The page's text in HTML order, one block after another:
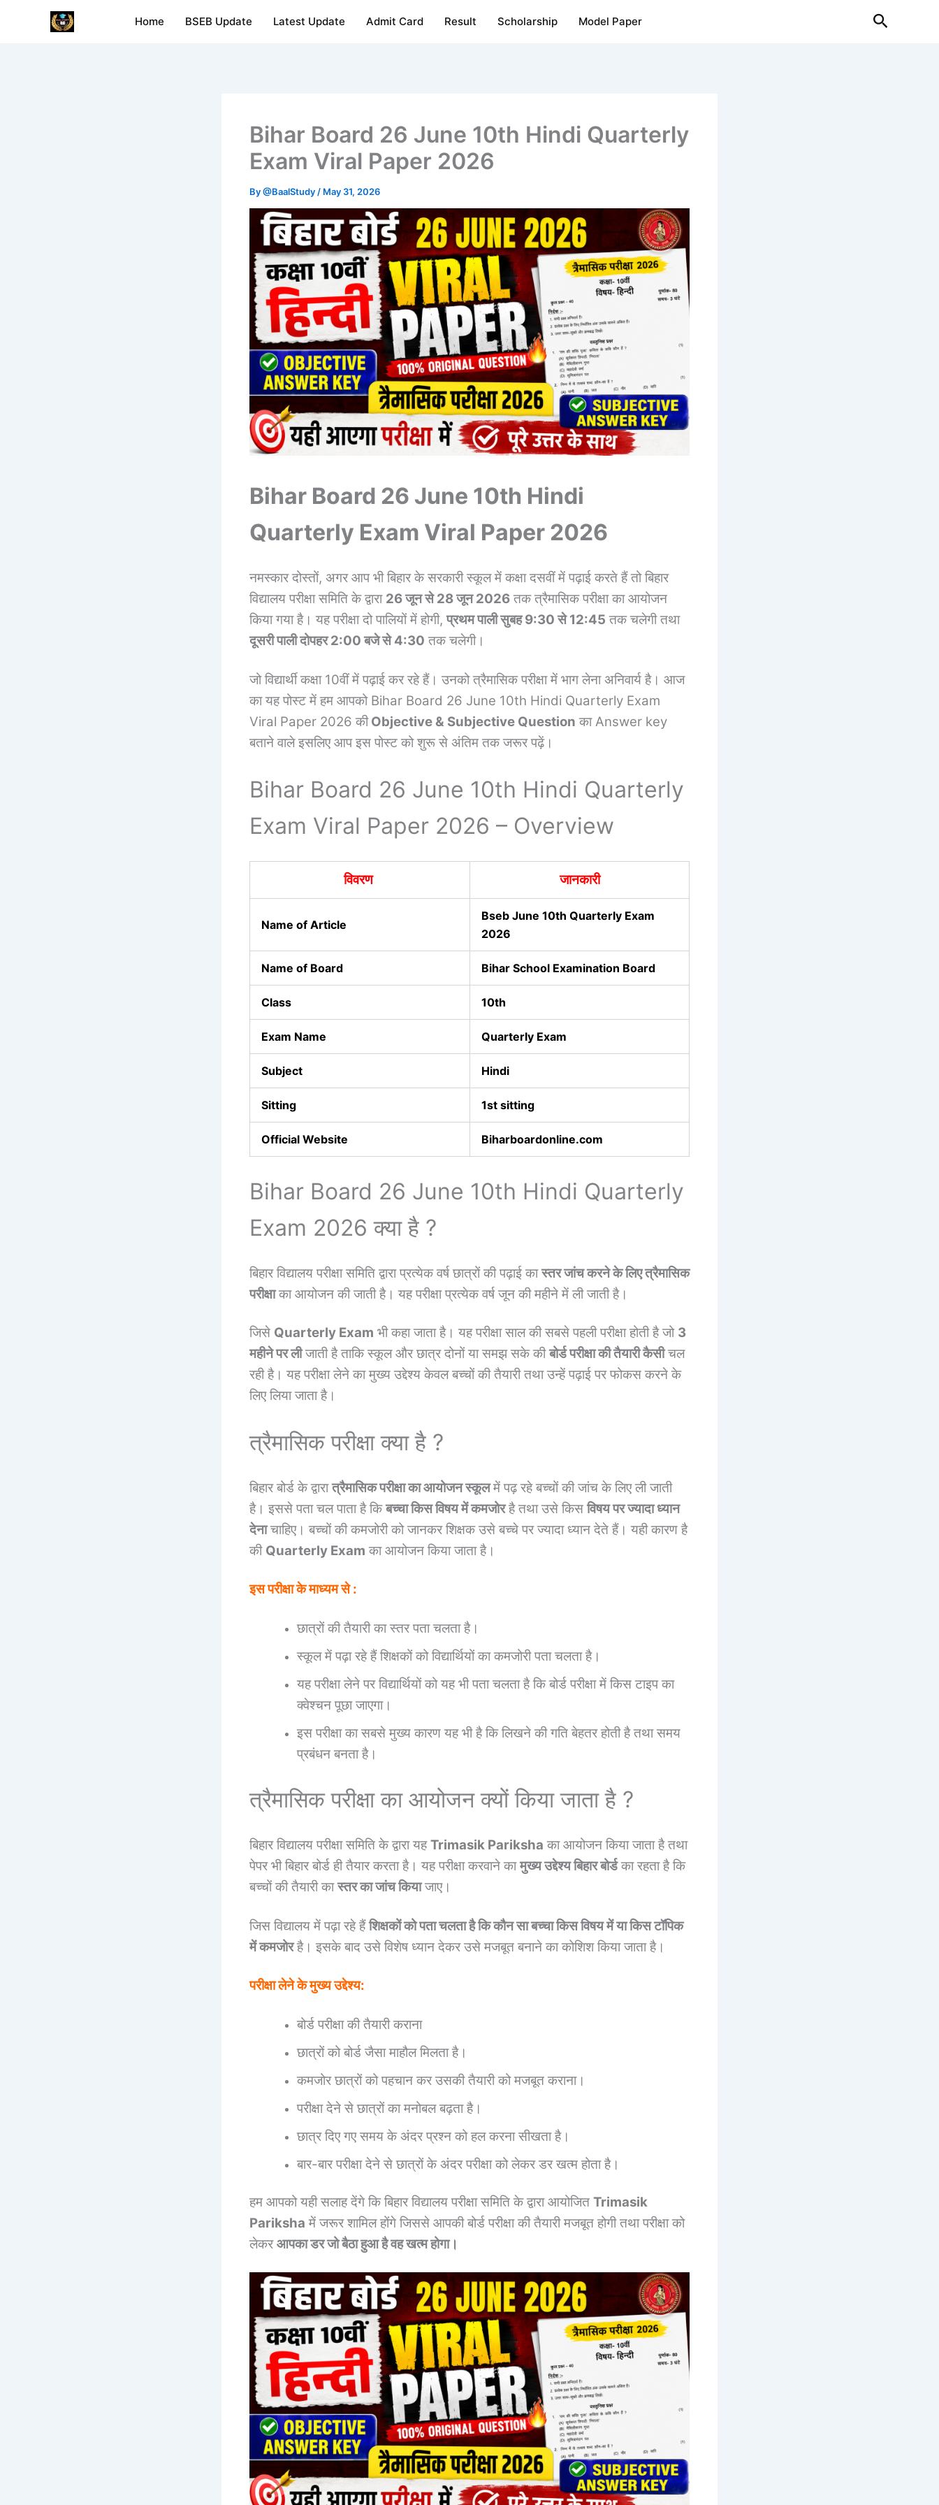
Home BSEB Update Latest Update Admit Card Result Scholarship Model Paper Search
Bihar Board 26 June 10th Hindi Quarterly
Exam Viral Paper 2026
By@BaalStudy / May 31, 2026
Bihar Board 26 June 10th Hindi
Quarterly Exam Viral Paper 2026
नमस्कार दोस्तों, अगर आप भी बिहार के सरकारी स्कूल में कक्षा दसवीं में पढ़ाई करते हैं तो बिहार
विद्यालय परीक्षा समिति के द्वारा 26 जून से 28 जून 2026 तक त्रैमासिक परीक्षा का आयोजन
किया गया है। यह परीक्षा दो पालियों में होगी,प्रथम पाली सुबह 9:30 से 12:45 तक चलेगी तथा
दूसरी पाली दोपहर 2:00 बजे से 4:30 तक चलेगी।
जो विद्यार्थी कक्षा 10वीं में पढ़ाई कर रहे हैं। उनको त्रैमासिक परीक्षा में भाग लेना अनिवार्य है। आज
का यह पोस्ट में हम आपको Bihar Board 26 June 10th Hindi Quarterly Exam
Viral Paper 2026 कीObjective & Subjective Question का Answer key
बताने वाले इसलिए आप इस पोस्ट को शुरू से अंतिम तक जरूर पढ़ें।
Bihar Board 26 June 10th Hindi Quarterly
Exam Viral Paper 2026 – Overview
विवरण जानकारी
Name of Article
Bseb June 10th Quarterly Exam
2026
Name of Board Bihar School Examination Board
Class 10th
Exam Name Quarterly Exam
Subject Hindi
Sitting 1st sitting
Official Website Biharboardonline.com
Bihar Board 26 June 10th Hindi Quarterly
Exam 2026 क्या है ?
बिहार विद्यालय परीक्षा समिति द्वारा प्रत्येक वर्ष छात्रों की पढ़ाई कास्तर जांच करने के लिए त्रैमासिक
परीक्षाका आयोजन की जाती है। यह परीक्षा प्रत्येक वर्ष जून की महीने में ली जाती है।
जिसे Quarterly Exam भी कहा जाता है। यह परीक्षा साल की सबसे पहली परीक्षा होती है जो 3
महीने पर लीजाती है ताकि स्कूल और छात्र दोनों या समझ सके कीबोर्ड परीक्षा की तैयारी कैसीचल
रही है। यह परीक्षा लेने का मुख्य उद्देश्य केवल बच्चों की तैयारी तथा उन्हें पढ़ाई पर फोकस करने के
लिए लिया जाता है।
त्रैमासिक परीक्षा क्या है ?
बिहार बोर्ड के द्वारात्रैमासिक परीक्षा का आयोजन स्कूलमें पढ़ रहे बच्चों की जांच के लिए ली जाती
है। इससे पता चल पाता है किबच्चा किस विषय में कमजोरहै तथा उसे किसविषय पर ज्यादा ध्यान
देनाचाहिए। बच्चों की कमजोरी को जानकर शिक्षक उसे बच्चे पर ज्यादा ध्यान देते हैं। यही कारण है
की Quarterly Exam का आयोजन किया जाता है।
इस परीक्षा के माध्यम से :
छात्रों की तैयारी का स्तर पता चलता है।
स्कूल में पढ़ा रहे हैं शिक्षकों को विद्यार्थियों का कमजोरी पता चलता है।
यह परीक्षा लेने पर विद्यार्थियों को यह भी पता चलता है कि बोर्ड परीक्षा में किस टाइप का
क्वेश्चन पूछा जाएगा।
इस परीक्षा का सबसे मुख्य कारण यह भी है कि लिखने की गति बेहतर होती है तथा समय
प्रबंधन बनता है।
त्रैमासिक परीक्षा का आयोजन क्यों किया जाता है ?
बिहार विद्यालय परीक्षा समिति के द्वारा यहTrimasik Pariksha का आयोजन किया जाता है तथा
पेपर भी बिहार बोर्ड ही तैयार करता है। यह परीक्षा करवाने कामुख्य उद्देश्य बिहार बोर्डका रहता है कि
बच्चों की तैयारी कास्तर का जांच कियाजाए।
जिस विद्यालय में पढ़ा रहे हैंशिक्षकों को पता चलता है कि कौन सा बच्चा किस विषय में या किस टॉपिक
में कमजोरहै। इसके बाद उसे विशेष ध्यान देकर उसे मजबूत बनाने का कोशिश किया जाता है।
परीक्षा लेने के मुख्य उद्देश्य:
बोर्ड परीक्षा की तैयारी कराना
छात्रों को बोर्ड जैसा माहौल मिलता है।
कमजोर छात्रों को पहचान कर उसकी तैयारी को मजबूत कराना।
परीक्षा देने से छात्रों का मनोबल बढ़ता है।
छात्र दिए गए समय के अंदर प्रश्न को हल करना सीखता है।
बार-बार परीक्षा देने से छात्रों के अंदर परीक्षा को लेकर डर खत्म होता है।
हम आपको यही सलाह देंगे कि बिहार विद्यालय परीक्षा समिति के द्वारा आयोजित Trimasik
Pariksha में जरूर शामिल होंगे जिससे आपकी बोर्ड परीक्षा की तैयारी मजबूत होगी तथा परीक्षा को
लेकरआपका डर जो बैठा हुआ है वह खत्म होगा।